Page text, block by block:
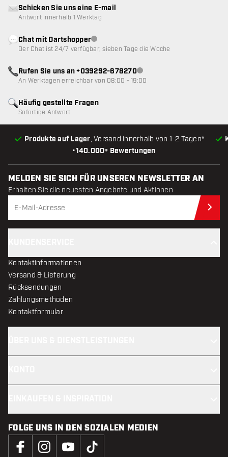
•140.000+ Bewertungen
Produkte auf Lager, Versand innerhalb von 1-2 Tagen*
Häufig gestellte Fragen
Sofortige Antwort
Schicken Sie uns eine E-mail
Antwort innerhalb 1 Werktag
Chat mit DartshopperKundenservice nicht verfügbar
Der Chat ist 24/7 verfügbar, sieben Tage die Woche
Rufen Sie uns an +039292-678270Kundenservice nicht
An Werktagen erreichbar von 08:00 - 19:00
MELDEN SIE SICH FÜR UNSEREN NEWSLETTER AN
Erhalten Sie die neuesten Angebote und Aktionen
Kontaktinformationen
Versand & Lieferung
Rücksendungen
Zahlungsmethoden
Kontaktformular
FOLGE UNS IN DEN SOZIALEN MEDIEN